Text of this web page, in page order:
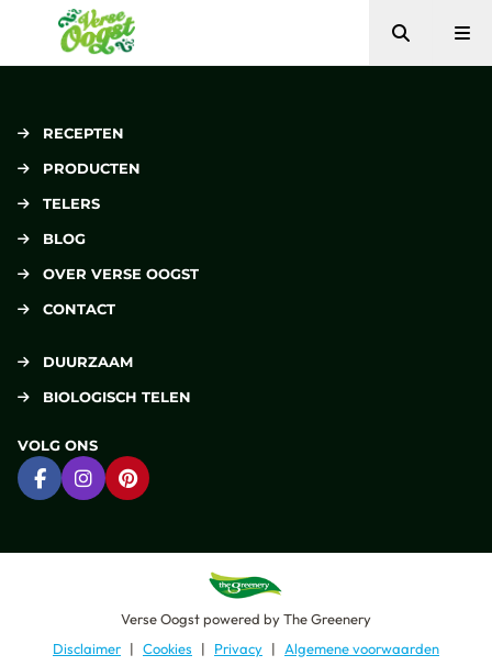
Verse Oogst
Zoeken
RECEPTEN
PRODUCTEN
TELERS
BLOG
OVER VERSE OOGST
CONTACT
DUURZAAM
BIOLOGISCH TELEN
VOLG ONS
Ga naar Facebook
Ga naar Instagram
Ga naar Pinterest
Verse Oogstpowered byThe Greenery
Disclaimer
Cookies Privacy Algemene voorwaarden